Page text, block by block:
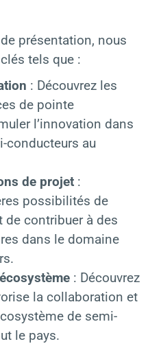
présentation, nous
tels que :
: Découvrez les
de pointe
l’innovation dans
conducteurs au
de projet :
possibilités de
de contribuer à des
dans le domaine
: Découvrez
la collaboration et
de semi-
le pays.